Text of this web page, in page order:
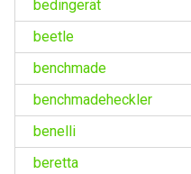
bedingerät
beetle
benchmade
benchmadeheckler
benelli
beretta